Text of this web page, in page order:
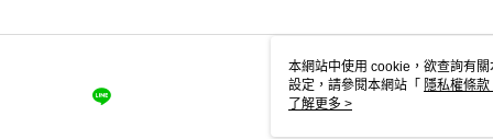
本網站中使用 cookie，欲查詢有
設定，請參閱本網站「 隱私權條款
使用 cookie。
了解更多 >